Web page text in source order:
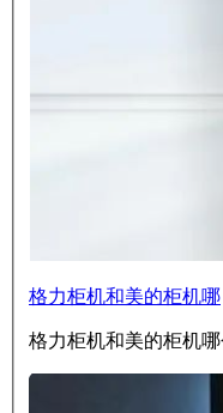
格力柜机和美的柜机哪
格力柜机和美的柜机